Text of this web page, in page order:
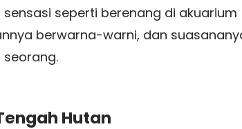
seperti berenang di akuarium
berwarna-warni, dan
Hutan